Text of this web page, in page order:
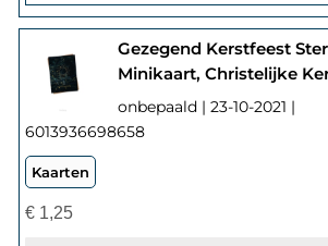
Gezegend Kerstfeest Ster
Minikaart, Christelijke
onbepaald | 23-10-2021 |
6013936698658
Kaarten
€1,25